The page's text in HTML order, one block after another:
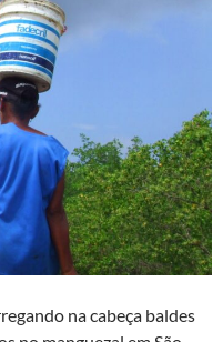
na cabeça baldes